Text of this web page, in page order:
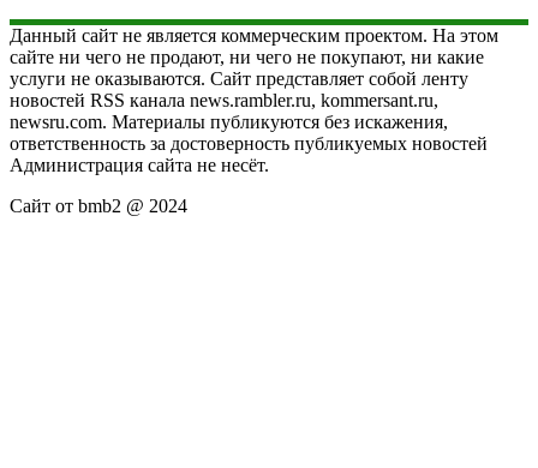
Данный сайт не является коммерческим проектом. На этом
сайте ни чего не продают, ни чего не покупают, ни какие
услуги не оказываются. Сайт представляет собой ленту
новостей RSS канала news.rambler.ru, kommersant.ru,
newsru.com. Материалы публикуются без искажения,
ответственность за достоверность публикуемых новостей
Администрация сайта не несёт.
Сайт от bmb2 @ 2024